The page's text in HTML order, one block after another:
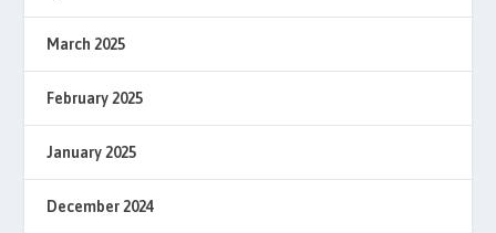
March 2025
February 2025
January 2025
December 2024